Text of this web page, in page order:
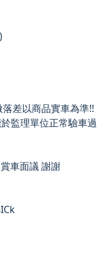
差以商品實車為準!!
監理單位正常驗車過
車面議 謝謝